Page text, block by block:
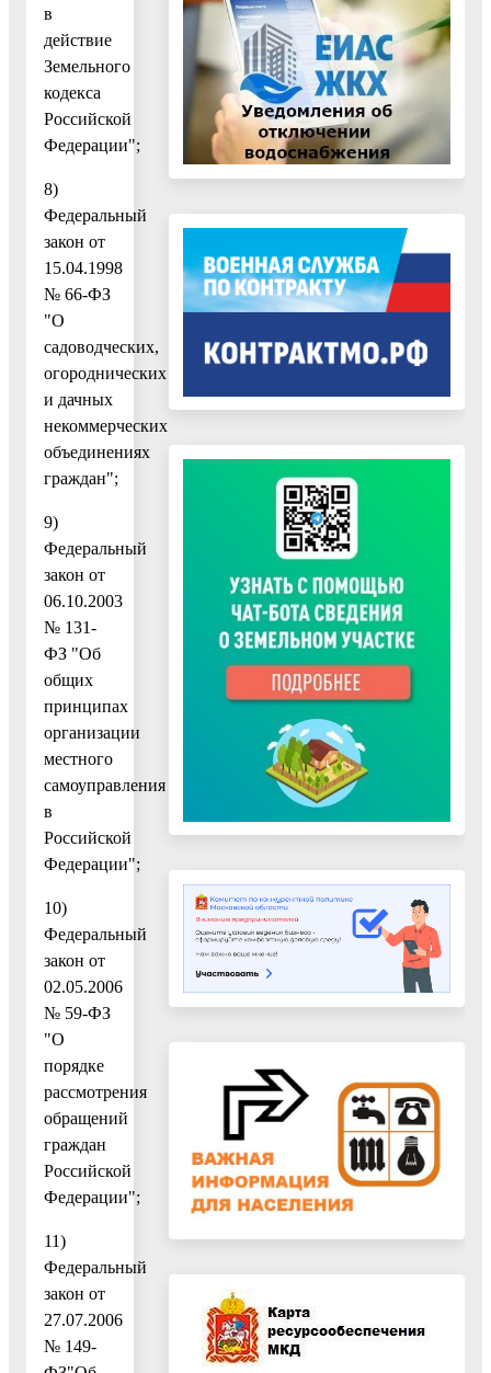
в
действие
Земельного
кодекса
Российской
Федерации";
8)
Федеральный
закон от
15.04.1998
№ 66-ФЗ
"О
садоводческих,
огороднических
и дачных
некоммерческих
объединениях
граждан";
9)
Федеральный
закон от
06.10.2003
№ 131-
ФЗ "Об
общих
принципах
организации
местного
самоуправления
в
Российской
Федерации";
10)
Федеральный
закон от
02.05.2006
№ 59-ФЗ
"О
порядке
рассмотрения
обращений
граждан
Российской
Федерации";
11)
Федеральный
закон от
27.07.2006
№ 149-